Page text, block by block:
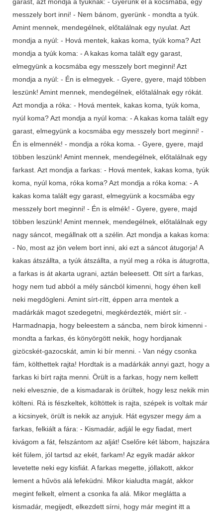
messzely bort inni! - Nem bánom, gyerünk - mondta a tyúk.
Amint mennek, mendegélnek, előtalálnak egy nyulat. Azt
mondja a nyúl: - Hová mentek, kakas koma, tyúk koma? Azt
mondja a tyúk koma: - A kakas koma talált egy garast,
elmegyünk a kocsmába egy messzely bort meginni! Azt
mondja a nyúl: - Én is elmegyek. - Gyere, gyere, majd többen
leszünk! Amint mennek, mendegélnek, előtalálnak egy rókát.
Azt mondja a róka: - Hová mentek, kakas koma, tyúk koma,
nyúl koma? Azt mondja a nyúl koma: - A kakas koma talált egy
garast, elmegyünk a kocsmába egy messzely bort meginni! -
Én is elmennék! - mondja a róka koma. - Gyere, gyere, majd
többen leszünk! Amint mennek, mendegélnek, előtalálnak egy
farkast. Azt mondja a farkas: - Hová mentek, kakas koma, tyúk
koma, nyúl koma, róka koma? Azt mondja a róka koma: - A
kakas koma talált egy garast, elmegyünk a kocsmába egy
messzely bort meginni! - Én is elmék! - Gyere, gyere, majd
többen leszünk! Amint mennek, mendegélnek, előtalálnak egy
nagy sáncot, megállnak ott a szélin. Azt mondja a kakas koma:
- No, most az jön velem bort inni, aki ezt a sáncot átugorja! A
kakas átszállta, a tyúk átszállta, a nyúl meg a róka is átugrotta,
a farkas is át akarta ugrani, aztán beleesett. Ott sírt a farkas,
hogy nem tud abból a mély sáncból kimenni, hogy éhen kell
neki megdögleni. Amint sírt-rítt, éppen arra mentek a
madárkák magot szedegetni, megkérdezték, miért sír. -
Harmadnapja, hogy beleestem a sáncba, nem bírok kimenni -
mondta a farkas, és könyörgött nekik, hogy hordjanak
gizöcskét-gazocskát, amin ki bír menni. - Van négy csonka
fám, költhettek rajta! Hordtak is a madárkák annyi gazt, hogy a
farkas ki bírt rajta menni. Örült is a farkas, hogy nem kellett
neki elvesznie, de a kismadarak is örültek, hogy lesz nekik min
költeni. Rá is fészkeltek, költöttek is rajta, szépek is voltak már
a kicsinyek, örült is nekik az anyjuk. Hát egyszer megy ám a
farkas, felkiált a fára: - Kismadár, adjál le egy fiadat, mert
kivágom a fát, felszántom az alját! Cselőre két lábom, hajszára
két fülem, jól tartsd az ekét, farkam! Az egyik madár akkor
levetette neki egy kisfiát. A farkas megette, jóllakott, akkor
lement a hűvös alá lefeküdni. Mikor kialudta magát, akkor
megint felkelt, elment a csonka fa alá. Mikor meglátta a
kismadár, megijedt, elkezdett sírni, hogy már megint itt a